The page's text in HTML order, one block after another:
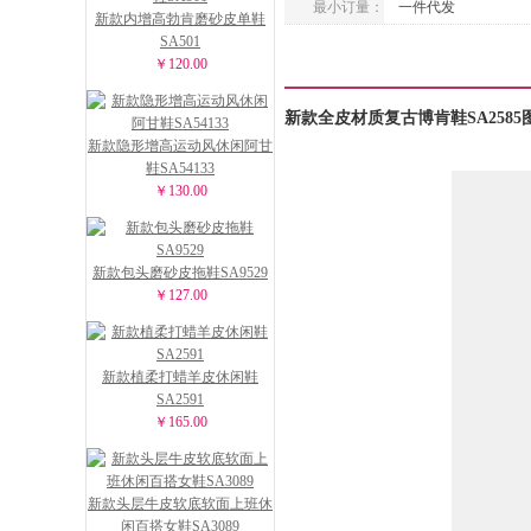
新款内增高勃肯磨砂皮单鞋
SA501
￥120.00
新款隐形增高运动风休闲阿甘
鞋SA54133
￥130.00
新款包头磨砂皮拖鞋SA9529
￥127.00
新款植柔打蜡羊皮休闲鞋
SA2591
￥165.00
新款头层牛皮软底软面上班休
闲百搭女鞋SA3089
最小订量： 一件代发
新款全皮材质复古博肯鞋SA2585